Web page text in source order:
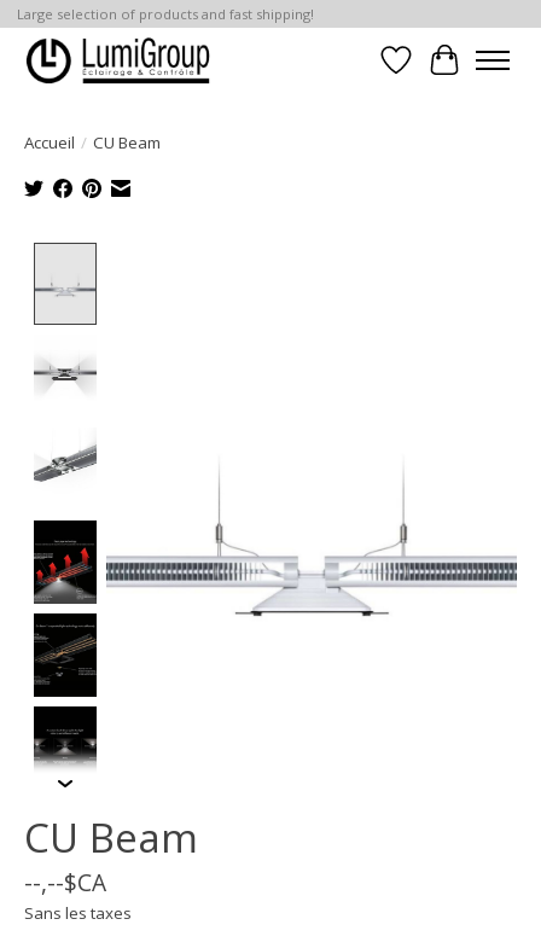
Large selection of products and fast shipping!
Liste dePanier
Accueil / CU Beam
CU Beam
--,--$CA
Sans les taxes